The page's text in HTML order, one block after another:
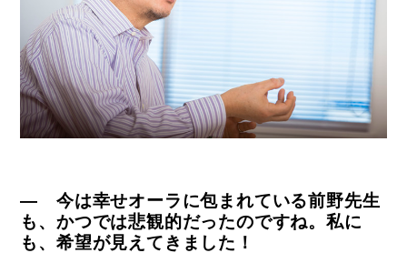
― 今は幸せオーラに包まれている前野先生
も、かつでは悲観的だったのですね。私に
も、希望が見えてきました！